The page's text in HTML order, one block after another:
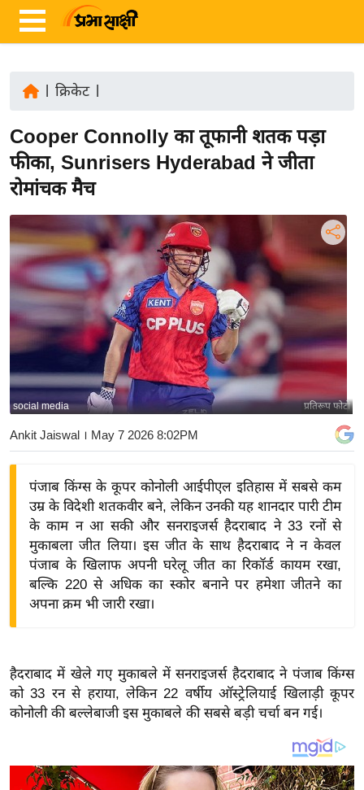
ज़ा
ख
ब
र
रा
ष्ट्री
य
अं
त
र्रा
य
बि
ज़
ने
द्यो
ष
ज्ञ
रा
ज
क्रिकेट|
Cooper Connolly का तूफानी शतक पड़ा
फीका, Sunrisers Hyderabad ने जीता
रोमांचक मैच
प्रतिरूप फोटो
social media
Ankit Jaiswal । May 7 2026 8:02PM
पंजाब किंग्स के कूपर कोनोली आईपीएल इतिहास में सबसे कम
उम्र के विदेशी शतकवीर बने, लेकिन उनकी यह शानदार पारी टीम
के काम न आ सकी और सनराइजर्स हैदराबाद ने 33 रनों से
मुकाबला जीत लिया। इस जीत के साथ हैदराबाद ने न केवल
पंजाब के खिलाफ अपनी घरेलू जीत का रिकॉर्ड कायम रखा,
बल्कि 220 से अधिक का स्कोर बनाने पर हमेशा जीतने का
अपना क्रम भी जारी रखा।
हैदराबाद में खेले गए मुकाबले में सनराइजर्स हैदराबाद ने पंजाब किंग्स
को 33 रन से हराया, लेकिन 22 वर्षीय ऑस्ट्रेलियाई खिलाड़ी कूपर
कोनोली की बल्लेबाजी इस मुकाबले की सबसे बड़ी चर्चा बन गई।